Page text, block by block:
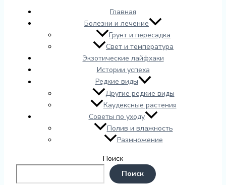
Главная
Болезни и лечение
Грунт и пересадка
Свет и температура
Экзотические лайфхаки
Истории успеха
Редкие виды
Другие редкие виды
Каудексные растения
Советы по уходу
Полив и влажность
Размножение
Поиск
Поиск